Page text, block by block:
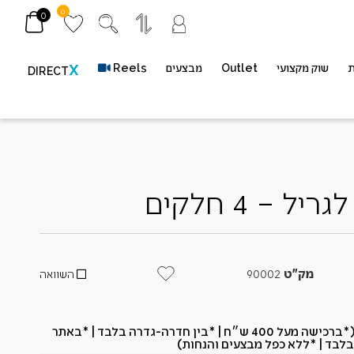
0
0
שוק מקצועי Outlet מבצעים Reels
DIRECTX
– 4 חלקים
מק"ט השוואה
*משתתף במשלוח חינם (*ברכישה מעל 400 ש״ח​ | *בין חדרה-גדרה בלבד | *באתר
בלבד | *ללא כפל מבצעים והנחות)